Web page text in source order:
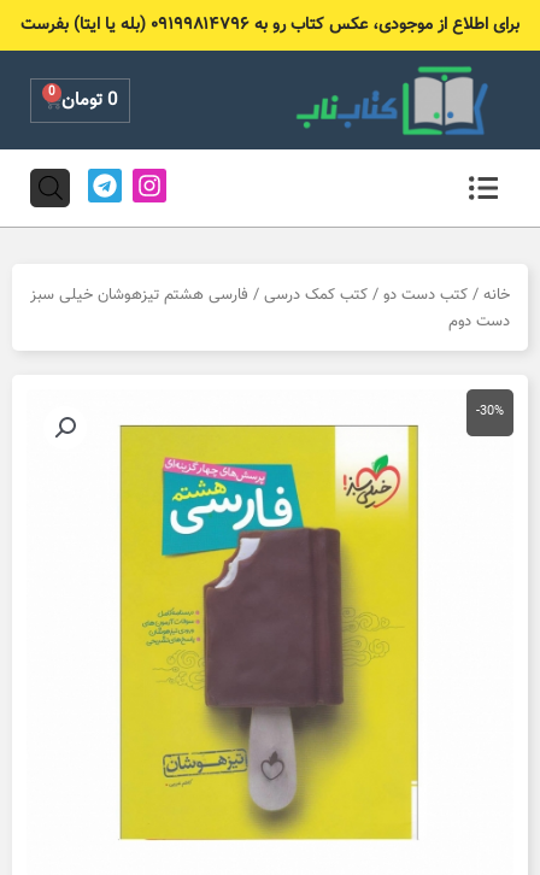
برای اطلاع از موجودی، عکس کتاب رو به ۰۹۱۹۹۸۱۴۷۹۶ (بله یا ایتا) بفرست
0تومان 0
Cart
I
n
s
g
a
T
e
l
r
m
خانه / کتب دست دو / کتب کمک درسی / فارسی هشتم تیزهوشان خیلی سبز
دست دوم
-30%